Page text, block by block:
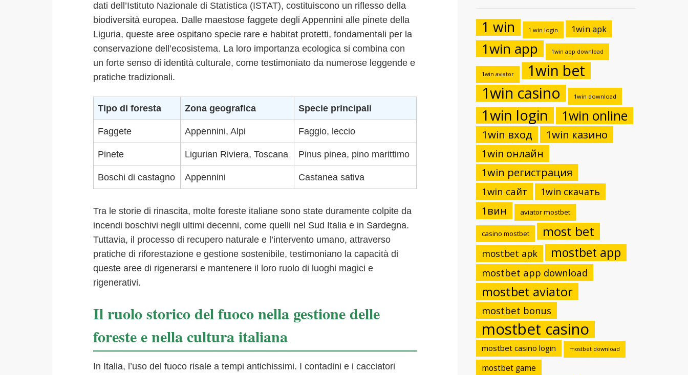
dati dell’Istituto Nazionale di Statistica (ISTAT), costituiscono un riflesso della
biodiversità europea. Dalle maestose faggete degli Appennini alle pinete della
Liguria, queste aree ospitano specie rare e habitat protetti, fondamentali per la
conservazione dell’ecosistema. La loro importanza ecologica si combina con
un forte senso di identità culturale, come testimoniato da numerose leggende e
pratiche tradizionali.
Tipo di foresta Zona geografica Specie principali
Faggete Appennini, Alpi Faggio, leccio
Pinete Ligurian Riviera, Toscana Pinus pinea, pino marittimo
Boschi di castagno Appennini Castanea sativa
Tra le storie di rinascita, molte foreste italiane sono state duramente colpite da
incendi boschivi negli ultimi decenni, come quelli nel Sud Italia e in Sardegna.
Tuttavia, il processo di recupero naturale e l’intervento umano, attraverso
pratiche di riforestazione e gestione sostenibile, testimoniano la capacità di
queste aree di rigenerarsi e mantenere il loro ruolo di luoghi magici e
rigenerativi.
Il ruolo storico del fuoco nella gestione delle
foreste e nella cultura italiana
In Italia, l’uso del fuoco risale a tempi antichissimi. I contadini e i cacciatori
1 win 1 win login 1win apk
1win app 1win app download
1win aviator
1win bet
1win casino
1win download
1win login 1win online
1win вход 1win казино
1win онлайн
1win регистрация
1win сайт 1win скачать
1вин aviator mostbet
casino mostbet most bet
mostbet apk mostbet app
mostbet app download
mostbet aviator
mostbet bonus
mostbet casino
mostbet casino login mostbet download
mostbet game